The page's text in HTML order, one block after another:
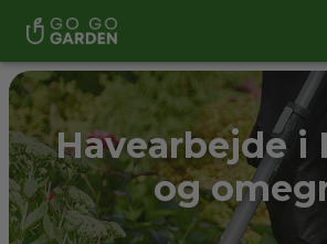
Havearbejde i
og